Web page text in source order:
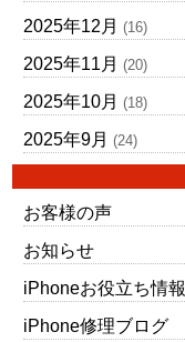
2025年12月 (16)
2025年11月 (20)
2025年10月 (18)
2025年9月 (24)
お客様の声
お知らせ
iPhoneお役立ち情報
iPhone修理ブログ